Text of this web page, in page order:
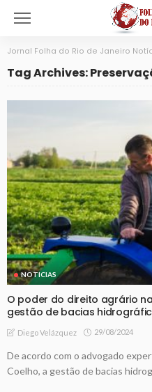
Jornal Folha do Rio de Janeiro
Tag Archives:
NOTICIAS
O poder do direito agrário
gestão de bacias
Diego Velázquez 29/08/2024
De acordo com o advogado
Coelho, a gestão de bacias